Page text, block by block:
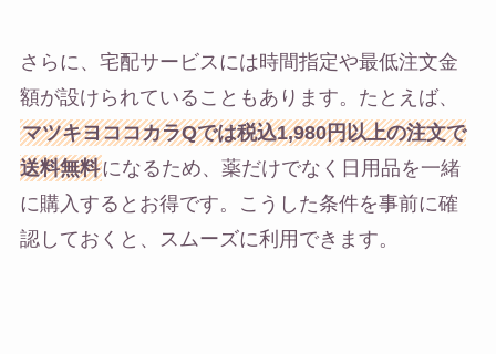
さらに、宅配サービスには時間指定や最低注文金
額が設けられていることもあります。たとえば、
マツキヨココカラQでは税込1,980円以上の注文で
送料無料になるため、薬だけでなく日用品を一緒
に購入するとお得です。こうした条件を事前に確
認しておくと、スムーズに利用できます。